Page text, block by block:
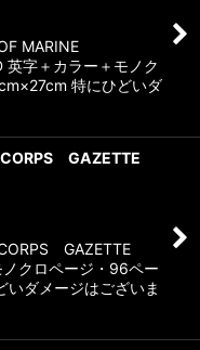
MARINE
字＋カラー＋モノク
特にひどいダ
GAZETTE
GAZETTE
クロページ・96ペー
ダメージはございま